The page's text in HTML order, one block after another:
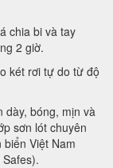
chia bi và tay
2 giờ.
két rơi tự do từ độ
bóng, mịn và
sơn lót chuyên
Việt Nam